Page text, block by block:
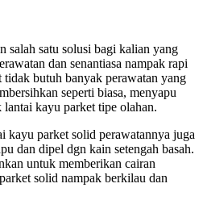
salah satu solusi bagi kalian yang
dan senantiasa nampak rapi
butuh banyak perawatan yang
seperti biasa, menyapu
kayu parket tipe olahan.
parket solid perawatannya juga
dan dipel dgn kain setengah basah.
untuk memberikan cairan
solid nampak berkilau dan